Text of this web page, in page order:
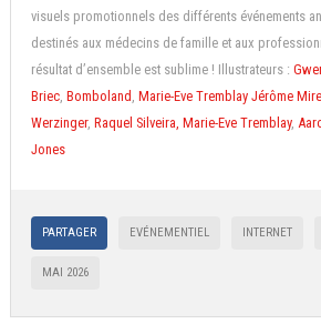
visuels promotionnels des différents événements
destinés aux médecins de famille et aux
résultat d’ensemble est sublime ! Illustrateurs :
Briec, Bomboland , Marie-Eve Tremblay Jérôme
Werzinger, Raquel Silveira, Marie-Eve Tremblay,
Jones
PARTAGER EVÉNEMENTIEL INTERNET
MAI 2026